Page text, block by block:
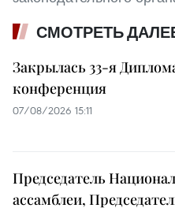
СМОТРЕТЬ
Закрылась 33-я
конференция
07/08/2026 15:11
Председатель
ассамблеи,